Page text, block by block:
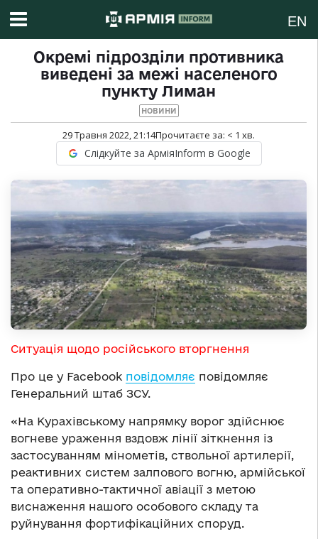
EN
Окремі підрозділи противника
виведені за межі населеного
пункту Лиман
НОВИНИ
29 Травня 2022, 21:14Прочитаєте за: < 1 хв.
Слідкуйте за АрміяInform в Google
Ситуація щодо російського вторгнення
Про це у Facebook повідомляє повідомляє
Генеральний штаб ЗСУ.
«На Курахівському напрямку ворог здійснює
вогневе ураження вздовж лінії зіткнення із
застосуванням мінометів, ствольної артилерії,
реактивних систем залпового вогню, армійської
та оперативно-тактичної авіації з метою
виснаження нашого особового складу та
руйнування фортифікаційних споруд.